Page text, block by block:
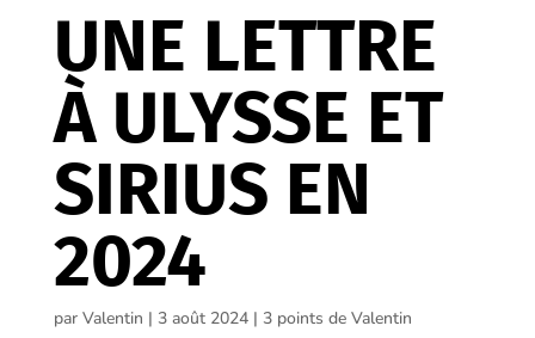
UNE LETTRE
À ULYSSE ET
SIRIUS EN
2024
par Valentin | 3 août 2024| 3 points de Valentin